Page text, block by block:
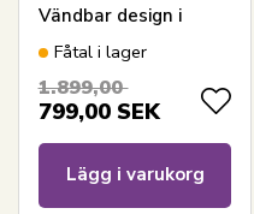
Vändbar design i
100% bomullssatin -
Bäddset från By Night
Fåtal i lager
1.899,00
799,00 SEK
Lägg i varukorg